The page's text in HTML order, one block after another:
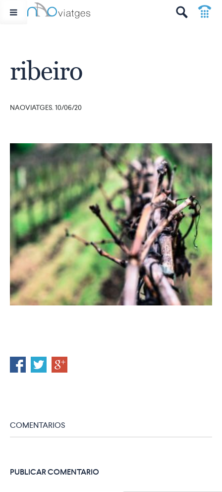
ribeiro
NAOVIATGES. 10/06/20
COMENTARIOS
PUBLICAR COMENTARIO
t
p